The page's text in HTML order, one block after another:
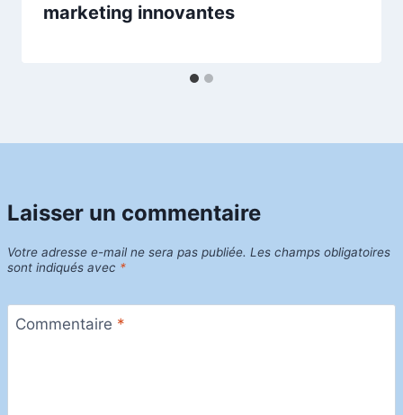
marketing innovantes
Laisser un commentaire
Votre adresse e-mail ne sera pas publiée. Les champs obligatoires
sont indiqués avec *
Commentaire *